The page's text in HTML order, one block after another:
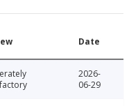
Date
2026-
06-29